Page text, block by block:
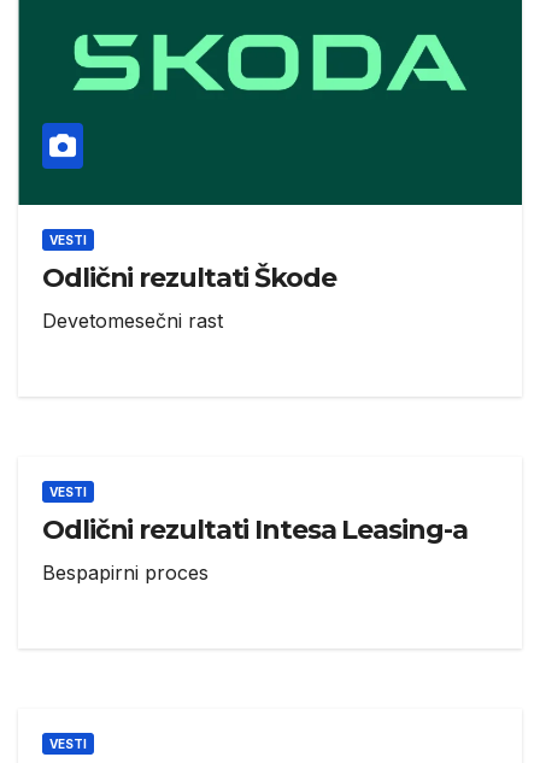
VESTI
Odlični rezultati Škode
Devetomesečni rast
VESTI
Odlični rezultati Intesa Leasing-a
Bespapirni proces
VESTI